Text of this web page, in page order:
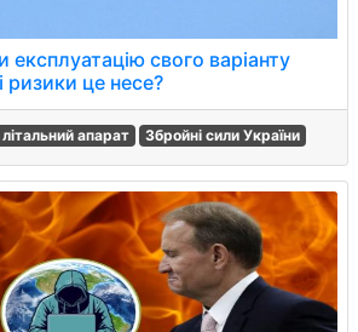
експлуатацію свого варіанту
ризики це несе?
апарат Збройні сили України